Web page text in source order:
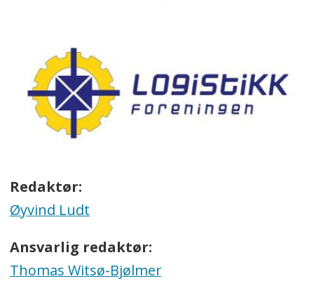
Redaktør:
Øyvind Ludt
Ansvarlig redaktør:
Thomas Witsø-Bjølmer